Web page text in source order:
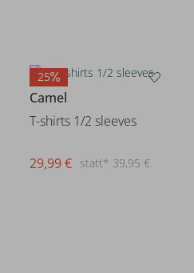
25
Camel
T-shirts 1/2 sleeves
statt* 39,95 €
29,99 €